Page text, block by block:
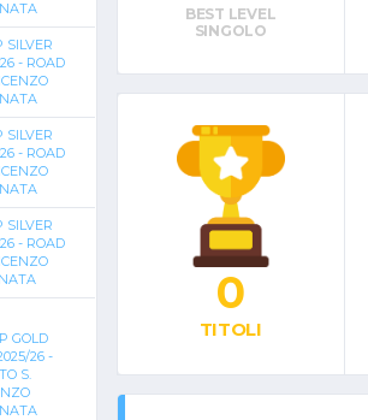
SILVER
- ROAD
SILVER
- ROAD
SILVER
- ROAD
GOLD
26 -
S.
BEST LEVEL
SINGOLO
0
TITOLI